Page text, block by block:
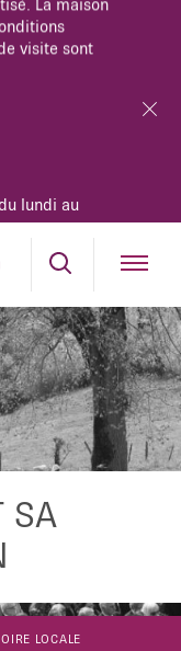
lundi au
SA
LOCALE